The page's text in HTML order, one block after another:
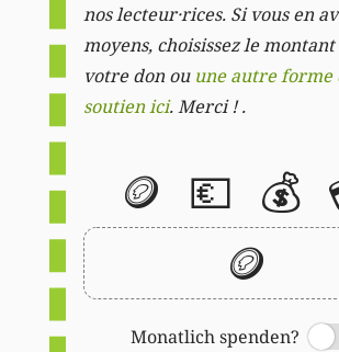
nos lecteur·rices. Si vous en
moyens, choisissez le montant
votre don ou une autre forme
soutien ici. Merci ! .
🪙 💶 💰
🪙
Monatlich spenden?
Switch